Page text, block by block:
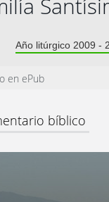
Año litúrgico 2009 -
en ePub
bíblico